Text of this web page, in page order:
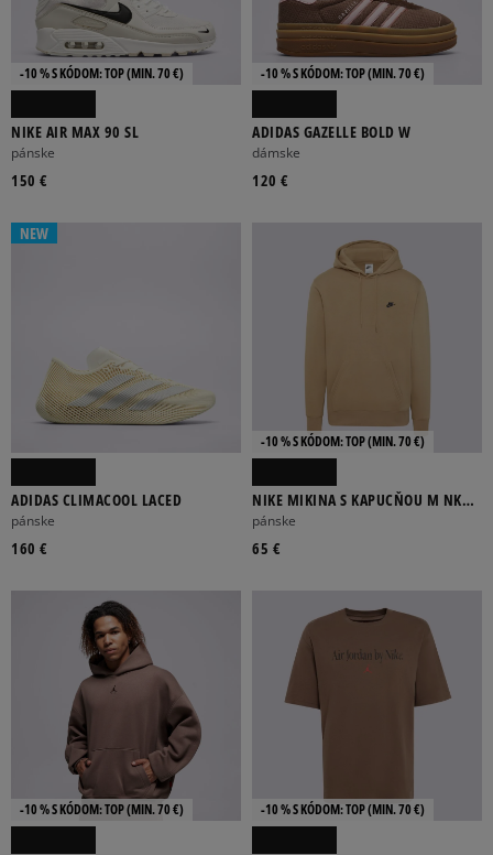
-10 % S KÓDOM: TOP (MIN. 70 €)
NIKE AIR MAX 90 SL
pánske
150 €
-10 % S KÓDOM: TOP (MIN. 70 €)
ADIDAS GAZELLE BOLD W
dámske
120 €
NEW
ADIDAS CLIMACOOL LACED
pánske
160 €
-10 % S KÓDOM: TOP (MIN. 70 €)
NIKE MIKINA S KAPUCŇOU M NK
CLUB BB PO HOODIE
pánske
65 €
-10 % S KÓDOM: TOP (MIN. 70 €) -10 % S KÓDOM: TOP (MIN. 70 €)